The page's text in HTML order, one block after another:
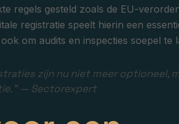
regels gesteld zoals de EU-
registratie speelt hierin een
om audits en inspecties soepel te
zijn nu niet meer optioneel,
— Sectorexpert